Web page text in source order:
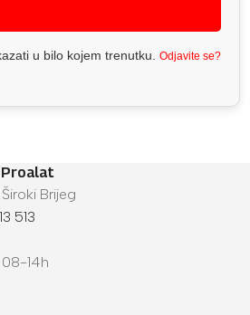
u bilo kojem trenutku. Odjavite se?
Proalat
Brijeg
513
14h